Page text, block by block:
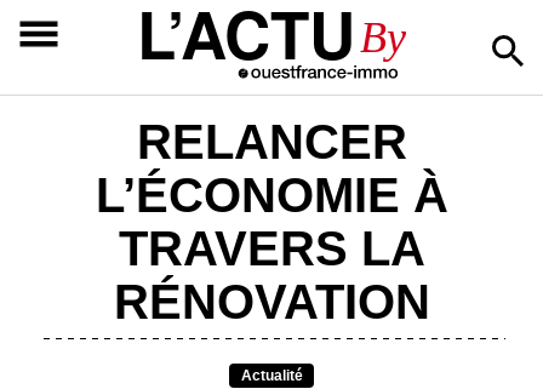
L’ACTUBy
RELANCER
L’ÉCONOMIE À
TRAVERS LA
RÉNOVATION
Actualité